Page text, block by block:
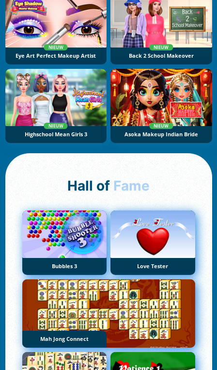
NIEUW
Eye Art Perfect Makeup Artist
NIEUW
Back 2 School Makeover
NIEUW
Highschool Mean Girls 3
NIEUW
Asoka Makeup Indian Bride
Hall of Fame
Bubbles 3 Love Tester
Mah Jong Connect